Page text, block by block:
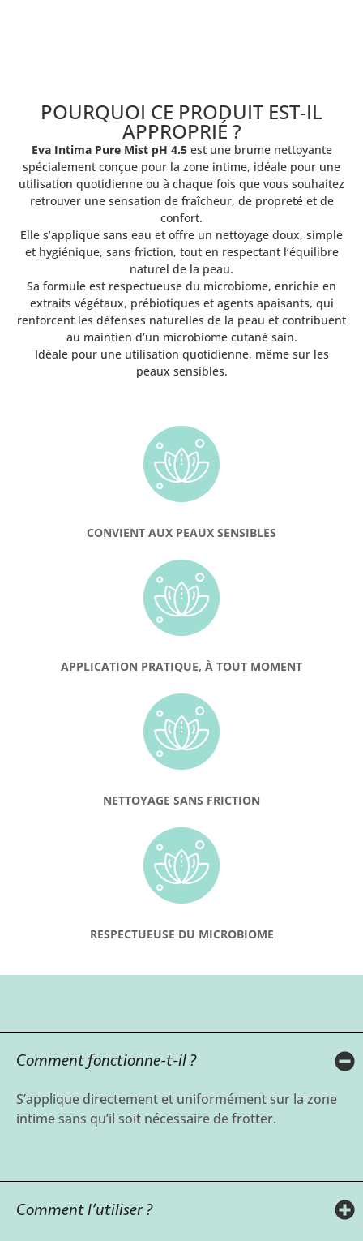
POURQUOI CE PRODUIT EST-IL
APPROPRIÉ ?
Eva Intima Pure Mist pH 4.5est une brume nettoyante
spécialement conçue pour la zone intime, idéale pour une
utilisation quotidienne ou à chaque fois que vous souhaitez
retrouver une sensation de fraîcheur, de propreté et de
confort.
Elle s’applique sans eau et offre un nettoyage doux, simple
et hygiénique, sans friction, tout en respectant l’équilibre
naturel de la peau.
Sa formule est respectueuse du microbiome, enrichie en
extraits végétaux, prébiotiques et agents apaisants, qui
renforcent les défenses naturelles de la peau et contribuent
au maintien d’un microbiome cutané sain.
Idéale pour une utilisation quotidienne, même sur les
peaux sensibles.
CONVIENT AUX PEAUX SENSIBLES
APPLICATION PRATIQUE, À TOUT MOMENT
NETTOYAGE SANS FRICTION
RESPECTUEUSE DU MICROBIOME
Comment fonctionne-t-il ?
S’applique directement et uniformément sur la zone
intime sans qu’il soit nécessaire de frotter.
Comment l’utiliser ?